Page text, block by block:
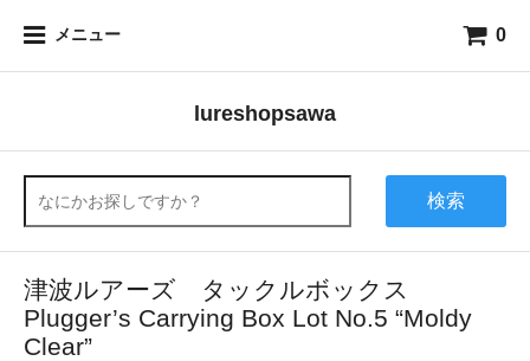
メニュー 0
lureshopsawa
検索
津波ルアーズ タックルボックス
Plugger’s Carrying Box Lot No.5 “Moldy
Clear”